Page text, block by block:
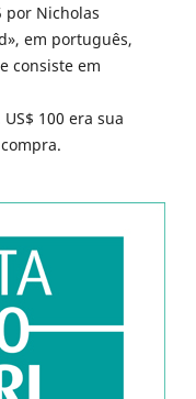
por Nicholas
em português,
consiste em
100 era sua